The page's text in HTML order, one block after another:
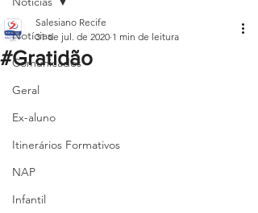
Notícias
Comunicados
Geral
Ex-aluno
Itinerários Formativos
NAP
Infantil
#Gratidão
Salesiano Recife
31 de jul. de 2020 1 min de leitura